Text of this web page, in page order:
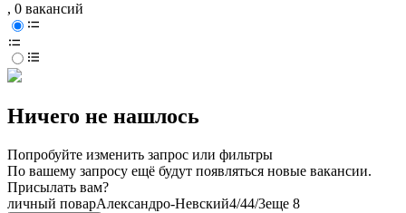
, 0 вакансий
Ничего не нашлось
Попробуйте изменить запрос или фильтры
По вашему запросу ещё будут появляться новые вакансии.
Присылать вам?
личный поварАлександро-Невский4/44/3еще 8